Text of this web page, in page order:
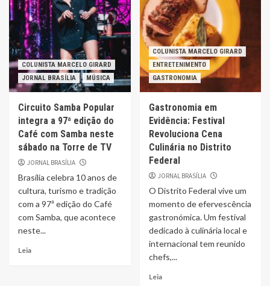
COLUNISTA MARCELO GIRARD
JORNAL BRASÍLIA
MÚSICA
Circuito Samba Popular
integra a 97ª edição do
Café com Samba neste
sábado na Torre de TV
JORNAL BRASÍLIA
Brasília celebra 10 anos de
cultura, turismo e tradição
com a 97ª edição do Café
com Samba, que acontece
neste...
Leia
COLUNISTA MARCELO GIRARD
ENTRETENIMENTO
GASTRONOMIA
Gastronomia em
Evidência: Festival
Revoluciona Cena
Culinária no Distrito
Federal
JORNAL BRASÍLIA
O Distrito Federal vive um
momento de efervescência
gastronómica. Um festival
dedicado à culinária local e
internacional tem reunido
chefs,...
Leia